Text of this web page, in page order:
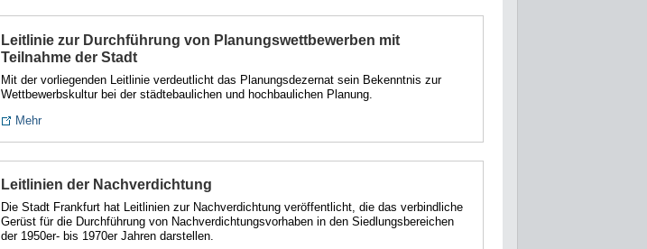
Leitlinie zur Durchführung von Planungswettbewerben mit
Teilnahme der Stadt
Mit der vorliegenden Leitlinie verdeutlicht das Planungsdezernat sein Bekenntnis zur
Wettbewerbskultur bei der städtebaulichen und hochbaulichen Planung.
Mehr
Leitlinien der Nachverdichtung
Die Stadt Frankfurt hat Leitlinien zur Nachverdichtung veröffentlicht, die das verbindliche
Gerüst für die Durchführung von Nachverdichtungsvorhaben in den Siedlungsbereichen
der 1950er- bis 1970er Jahren darstellen.